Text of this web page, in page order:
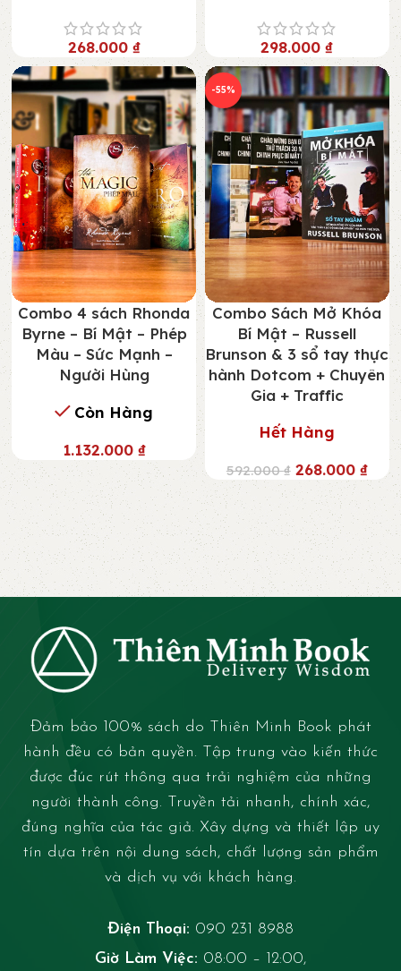
268.000 ₫ 298.000₫
Combo 4 sách Rhonda
Byrne – Bí Mật – Phép
Màu – Sức Mạnh –
Người Hùng
Còn Hàng
1.132.000 ₫
-55%
Combo Sách Mở Khóa
Bí Mật – Russell
Brunson & 3 sổ tay thực
hành Dotcom + Chuyên
Gia + Traffic
Hết Hàng
592.000₫ 268.000 ₫
Đảm bảo 100% sách do Thiên Minh Book phát
hành đều có bản quyền. Tập trung vào kiến thức
được đúc rút thông qua trải nghiệm của những
người thành công. Truyền tải nhanh, chính xác,
đúng nghĩa của tác giả. Xây dựng và thiết lập uy
tín dựa trên nội dung sách, chất lượng sản phẩm
và dịch vụ với khách hàng.
Điện Thoại: 090 231 8988
Giờ Làm Việc: 08:00 – 12:00,